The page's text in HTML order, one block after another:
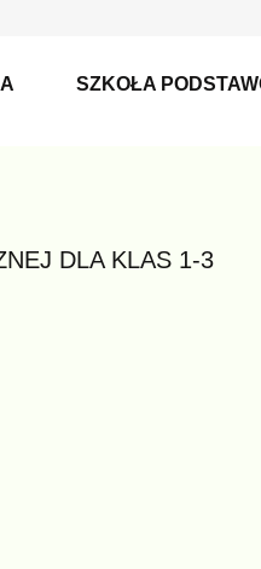
SZKOŁA
DLA KLAS 1-3